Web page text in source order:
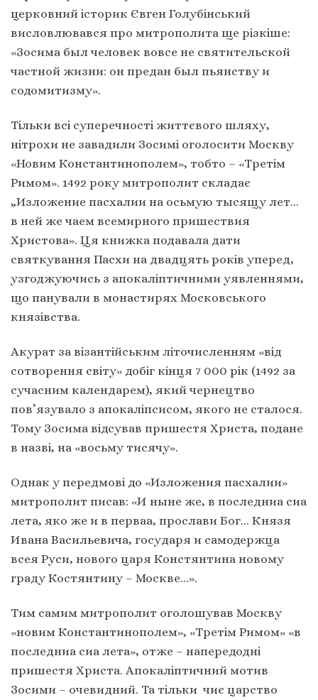
церковний історик Євген Голубінський
висловлювався про митрополита ще різкіше:
«Зосима был человек вовсе не святительской
частной жизни: он предан был пьянству и
содомитизму».
Тільки всі суперечності життєвого шляху,
нітрохи не завадили Зосимі оголосити Москву
«Новим Константинополем», тобто – «Третім
Римом». 1492 року митрополит складає
„Изложение пасхалии на осьмую тысящу лет…
в ней же чаем всемирного пришествия
Христова». Ця книжка подавала дати
святкування Пасхи на двадцять років уперед,
узгоджуючись з апокаліптичними уявленнями,
що панували в монастирях Московського
князівства.
Акурат за візантійським літочисленням «від
сотворення світу» добіг кінця 7 000 рік (1492 за
сучасним календарем), який чернецтво
пов’язувало з апокаліпсисом, якого не сталося.
Тому Зосима відсував пришестя Христа, подане
в назві, на «восьму тисячу».
Однак у передмові до «Изложения пасхалии»
митрополит писав: «И ныне же, в последниа сиа
лета, яко же и в перваа, прослави Бог… Князя
Ивана Васильевича, государя и самодержца
всея Руси, нового царя Констянтина новому
граду Костянтину – Москве…».
Тим самим митрополит оголошував Москву
«новим Константинополем», «Третім Римом» «в
последниа сиа лета», отже – напередодні
пришестя Христа. Апокаліптичний мотив
Зосими – очевидний. Та тільки чиє царство